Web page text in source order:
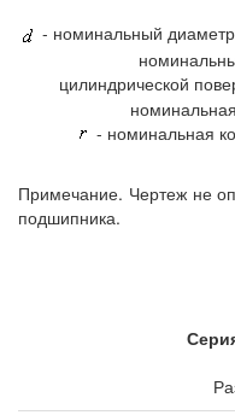
- номинальный диаметр
цилиндрической
- номинальная
Примечание. Чертеж не
подшипника.